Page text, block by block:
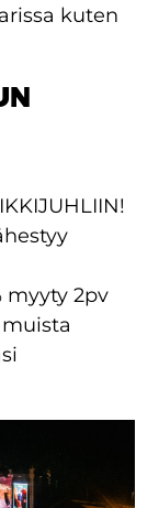
kuten
myyty 2pv